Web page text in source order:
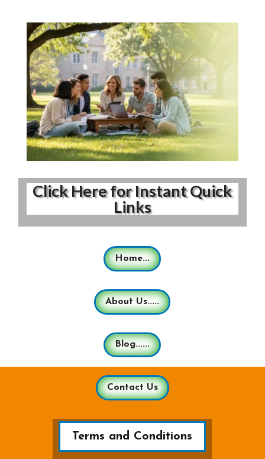
Click Here for Instant Quick
Links
Home...
About Us.....
Blog......
Contact Us
Terms and Conditions